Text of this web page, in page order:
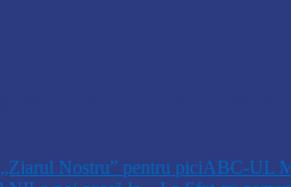
„Ziarul Nostru” pentru piciABC-UL